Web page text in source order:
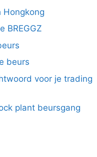
Hongkong
BREGGZ
beurs
voor je trading
plant beursgang